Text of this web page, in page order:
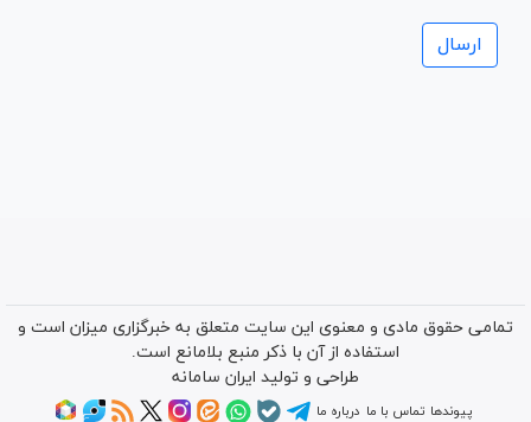
تمامی حقوق مادی و معنوی این سایت متعلق به خبرگزاری میزان است و
استفاده از آن با ذکر منبع بلامانع است.
طراحی و تولید ایران سامانه
پیوندها تماس با ما درباره ما